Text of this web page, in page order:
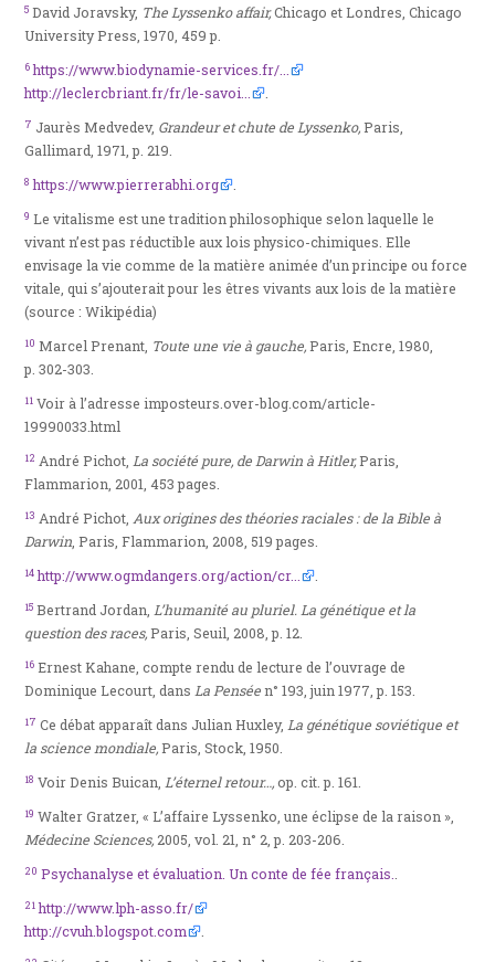
5 David Joravsky, The Lyssenko affair,Chicago et Londres, Chicago
University Press, 1970, 459 p.
6 https://www.biodynamie-services.fr/...
http://leclercbriant.fr/fr/le-savoi...
.
7 Jaurès Medvedev, Grandeur et chute de Lyssenko,Paris,
Gallimard, 1971, p. 219.
8 https://www.pierrerabhi.org .
9 Le vitalisme est une tradition philosophique selon laquelle le
vivant n’est pas réductible aux lois physico-chimiques. Elle
envisage la vie comme de la matière animée d’un principe ou force
vitale, qui s’ajouterait pour les êtres vivants aux lois de la matière
(source : Wikipédia)
10 Marcel Prenant, Toute une vie à gauche,Paris, Encre, 1980,
p. 302-303.
11 Voir à l’adresse imposteurs.over-blog.com/article-
19990033.html
12 André Pichot,La société pure, de Darwin à Hitler,Paris,
Flammarion, 2001, 453 pages.
13 André Pichot,Aux origines des théories raciales : de la Bible à
Darwin, Paris, Flammarion, 2008, 519 pages.
14 http://www.ogmdangers.org/action/cr... .
15 Bertrand Jordan,L’humanité au pluriel. La génétique et la
question des races,Paris, Seuil, 2008, p. 12.
16 Ernest Kahane, compte rendu de lecture de l’ouvrage de
Dominique Lecourt, dansLa Penséen° 193, juin 1977, p. 153.
17 Ce débat apparaît dans Julian Huxley,La génétique soviétique et
la science mondiale,Paris, Stock, 1950.
18 Voir Denis Buican,L’éternel retour…,op. cit. p. 161.
19 Walter Gratzer, « L’affaire Lyssenko, une éclipse de la raison »,
Médecine Sciences,2005, vol. 21, n° 2, p. 203-206.
20 Psychanalyse et évaluation. Un conte de fée français..
21 http://www.lph-asso.fr/
http://cvuh.blogspot.com
.